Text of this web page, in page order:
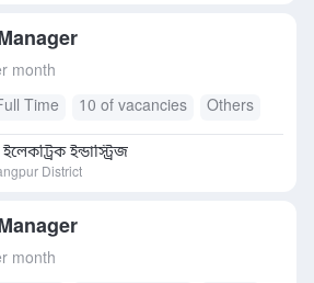
month
Time 10 of vacancies Others
ইন্ডাস্ট্রিজ
District
month